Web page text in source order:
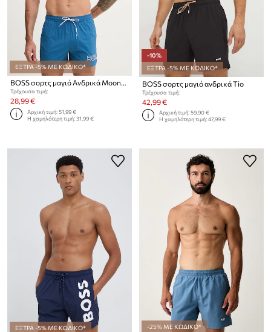
ΕΞΤΡΑ -5% ΜΕ ΚΩΔΙΚΟ*
BOSS σορτς μαγιό Ανδρικά Mooneye
Τρέχουσα τιμή:
28,99 €
Αρχική τιμή:51,99 €
Η χαμηλότερη τιμή:31,99 €
-10%
ΕΞΤΡΑ -5% ΜΕ ΚΩΔΙΚΟ*
BOSS σορτς μαγιό ανδρικά Tio
Τρέχουσα τιμή:
42,99 €
Αρχική τιμή:59,90 €
Η χαμηλότερη τιμή:47,99 €
ΕΞΤΡΑ -5% ΜΕ ΚΩΔΙΚΟ* -25% ΜΕ ΚΩΔΙΚΟ*